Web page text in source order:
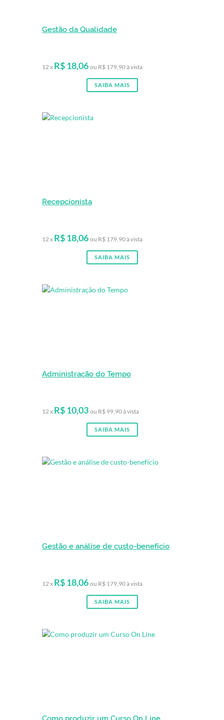
Gestão da Qualidade
12 x R$ 18,06 ou R$ 179,90 à vista
SAIBA MAIS
Recepcionista
12 x R$ 18,06 ou R$ 179,90 à vista
SAIBA MAIS
Administração do Tempo
12 x R$ 10,03 ou R$ 99,90 à vista
SAIBA MAIS
Gestão e análise de custo-benefício
12 x R$ 18,06 ou R$ 179,90 à vista
SAIBA MAIS